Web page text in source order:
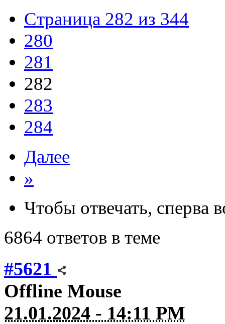
Страница 282 из 344
280
281
282
283
284
Далее
»
Чтобы отвечать, сперва
6864 ответов в теме
#5621
Offline Mouse
21.01.2024 - 14:11 PM